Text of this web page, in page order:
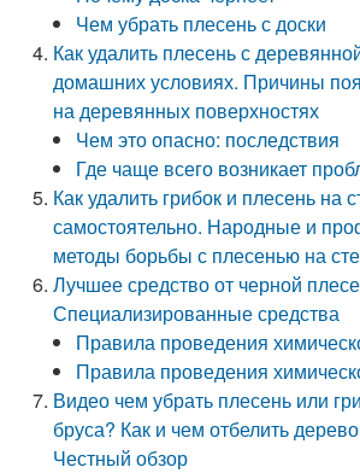
Чем убрать плесень с доски
Как удалить плесень с
домашних условиях. Причины
на деревянных поверхностях
Чем это опасно: последствия
Где чаще всего возникает
Как удалить грибок и плесень на
самостоятельно. Народные и
методы борьбы с плесенью на
Лучшее средство от черной
Специализированные средства
Правила проведения
Правила проведения
Видео чем убрать плесень или
бруса? Как и чем отбелить
Честный обзор